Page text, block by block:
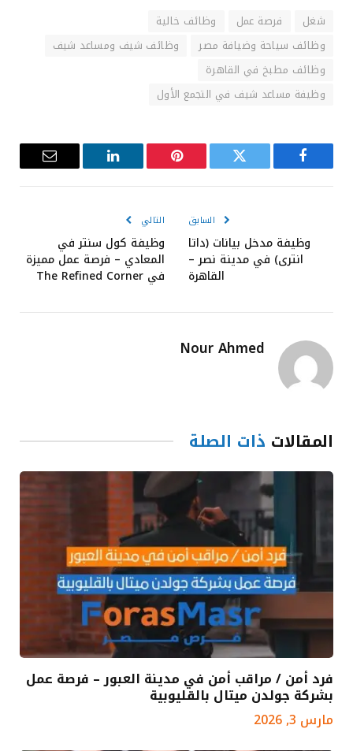
شغل فرصة عمل
وظائف خالية
وظائف سياحة وضيافة مصر
وظائف شيف ومساعد شيف
وظائف مطبخ في القاهرة
وظيفة مساعد شيف في التجمع الأول
فيسبوك تويتر بينتيريست لينكدإن
البريد
السابق
وظيفة مدخل بيانات (داتا
انترى) في مدينة نصر –
القاهرة
التالي
وظيفة كول سنتر في
المعادي – فرصة عمل مميزة
في The Refined Corner
Nour Ahmed
المقالات ذات الصلة
فرد أمن / مراقب أمن في مدينة العبور – فرصة عمل
بشركة جولدن ميتال بالقليوبية
مارس 3, 2026